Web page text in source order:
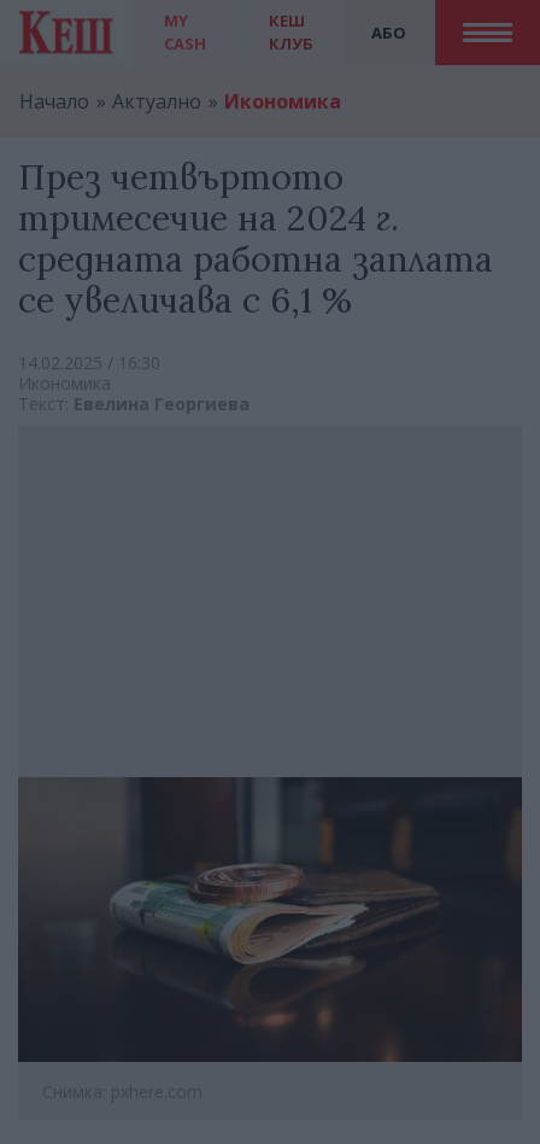
MY
CASH
АБО
КЕШ
КЛУБ
Начало Актуално Икономика
През четвъртото
тримесечие на 2024 г.
средната работна заплата
се увеличава с 6,1 %
14.02.2025 / 16:30
Икономика
Текст: Евелина Георгиева
Снимка: pxhere.com